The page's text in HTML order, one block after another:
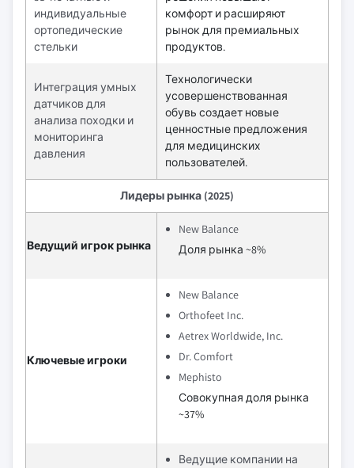
индивидуальные
ортопедические
стельки
комфорт и расширяют
рынок для премиальных
продуктов.
Интеграция умных
датчиков для
анализа походки и
мониторинга
давления
Технологически
усовершенствованная
обувь создает новые
ценностные предложения
для медицинских
пользователей.
Лидеры рынка (2025)
Ведущий игрок рынка
New Balance
Доля рынка ~8%
Ключевые игроки
New Balance
Orthofeet Inc.
Aetrex Worldwide, Inc.
Dr. Comfort
Mephisto
Совокупная доля рынка
~37%
Ведущие компании на